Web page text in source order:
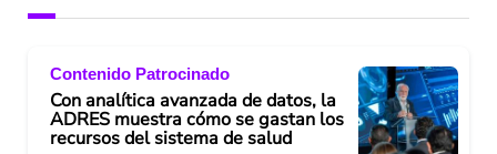
Contenido Patrocinado
Con analítica avanzada de datos, la
ADRES muestra cómo se gastan los
recursos del sistema de salud